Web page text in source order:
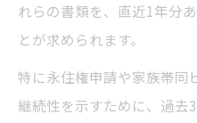
れらの書類を、直近1年分
とが求められます。
特に永住権申請や家族帯同
継続性を示すために、過去